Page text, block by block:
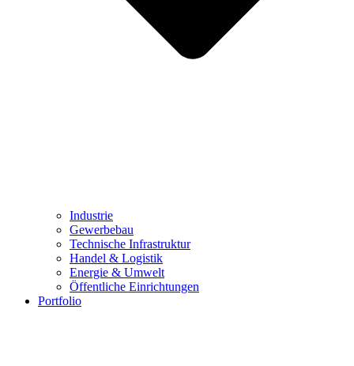
Industrie
Gewerbebau
Technische Infrastruktur
Handel & Logistik
Energie & Umwelt
Öffentliche Einrichtungen
Portfolio